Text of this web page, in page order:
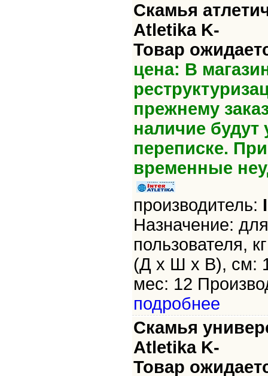
Скамья
Atletika K-
Товар
цена: В
прежнему
наличие будут
переписке.
временные
производитель:
Назначение:
пользователя,
(Д х Ш х В), см:
мес: 12
подробнее
Скамья
Atletika K-
Товар